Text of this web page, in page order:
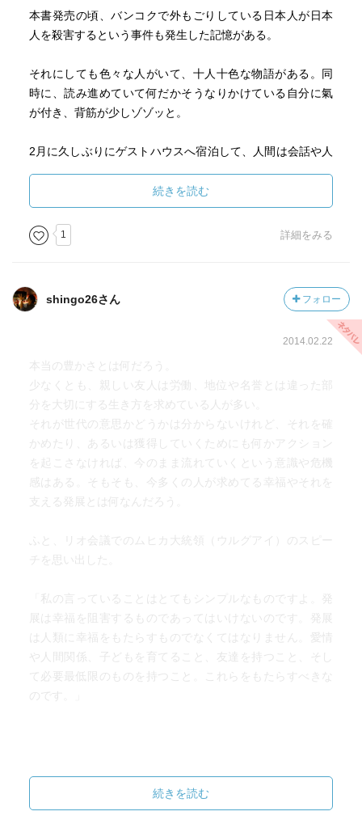
怠惰な民族だといっている。だからこそ、世捨て人的な日
本人が周囲と違和感なく暮らせるようなのだ。
れもそうかなと思えてくる。
「ある会社で、子供もいるタイ人の40代男性が10年近く働
いていたが、ある日突然姿を見せなくなった。上司が連絡
を聞いた上司や社員は皆、「飽きたんならしょうがない」
日本では考えられない話だが、しかしこういう世界はたし
いまのところ、そういうところで働こうとは思わないが。
本書発売の頃、バンコクで外もごりしている日本人が日本
人を殺害するという事件も発生した記憶がある。
それにしても色々な人がいて、十人十色な物語がある。同
時に、読み進めていて何だかそうなりかけている自分に氣
が付き、背筋が少しゾゾッと。
2月に久しぶりにゲストハウスへ宿泊して、人間は会話や人
ぶりにカオサンを訪れたが、改めてゲストハウス街を覗い
てみたくなった。
読書時間:約1時間25分
本書はバンコクのエリートサンブックスで購入していま
す。
続きを読む
1 詳細をみる
shingo26さん フォロー
2014.02.22
本当の豊かさとは何だろう。
少なくとも、親しい友人は労働、地位や名誉とは違った部
分を大切にする生き方を求めている人が多い。
それが世代の意思かどうかは分からないけれど、それを確
かめたり、あるいは獲得していくためにも何かアクション
を起こさなければ、今のまま流れていくという意識や危機
感はある。そもそも、今多くの人が求めてる幸福やそれを
支える発展とは何なんだろう。
ふと、リオ会議でのムヒカ大統領（ウルグアイ）のスピー
チを思い出した。
「私の言っていることはとてもシンプルなものですよ。発
展は幸福を阻害するものであってはいけないのです。発展
は人類に幸福をもたらすものでなくてはなりません。愛情
や人間関係、子どもを育てること、友達を持つこと、そし
て必要最低限のものを持つこと。これらをもたらすべきな
のです。」
続きを読む